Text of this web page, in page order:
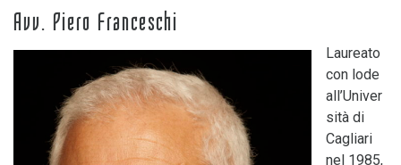
Avv. Piero Franceschi
Laureato
con lode
all’Univer
sità di
Cagliari
nel 1985,